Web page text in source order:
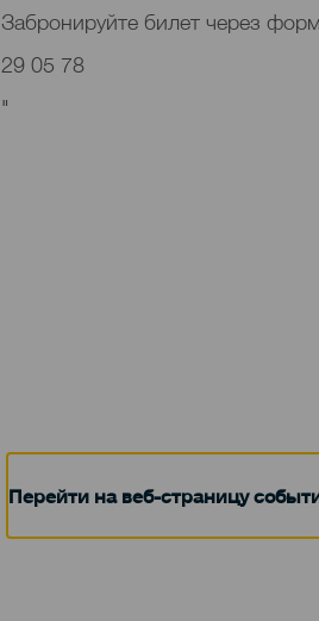
Забронируйте билет через
29 05 78
"
Перейти на веб-страницу